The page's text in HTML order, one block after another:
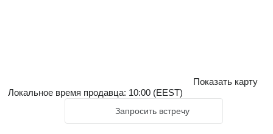
Показать карту
Локальное время продавца: 10:00 (EEST)
Запросить встречу